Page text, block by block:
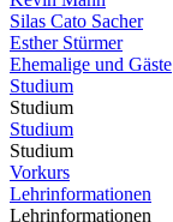
Silas Cato Sacher
Esther Stürmer
Ehemalige und Gäste
Studium
Studium
Studium
Studium
Vorkurs
Lehrinformationen
Lehrinformationen